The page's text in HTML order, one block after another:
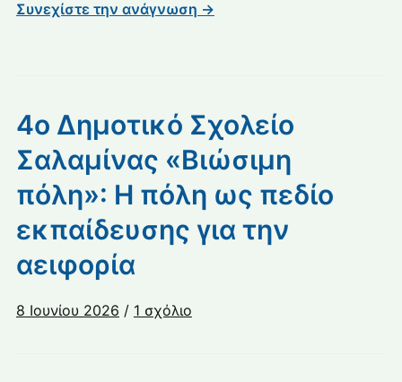
Συνεχίστε την ανάγνωση →
4ο Δημοτικό Σχολείο
Σαλαμίνας «Βιώσιμη
πόλη»: Η πόλη ως πεδίο
εκπαίδευσης για την
αειφορία
8 Ιουνίου 2026 / 1 σχόλιοστο